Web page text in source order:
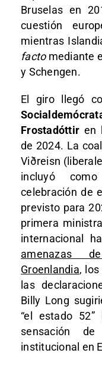
Bruselas en
cuestión
mientras
factomediante
y Schengen.
El giro llegó
Frostadóttir en
de 2024. La
Viðreisn
incluyó
celebración de
previsto para
primera
internacional
amenazas
Groenlandia,
las
Billy Long
“el estado
sensación
institucional en